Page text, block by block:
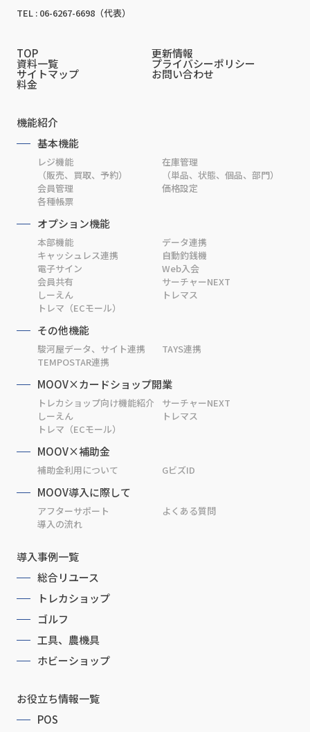
TEL : 06-6267-6698（代表）
TOP 更新情報
資料一覧 プライバシーポリシー
サイトマップ お問い合わせ
料金
機能紹介
基本機能
レジ機能
（販売、買取、予約）
在庫管理
（単品、状態、個品、部門）
会員管理
価格設定
各種帳票
オプション機能
本部機能
データ連携
キャッシュレス連携
自動釣銭機
電子サイン
Web入会
会員共有
サーチャーNEXT
しーえん
トレマス
トレマ（ECモール）
その他機能
駿河屋データ、サイト連携
TAYS連携
TEMPOSTAR連携
MOOV×カードショップ開業
トレカショップ向け機能紹介
サーチャーNEXT
しーえん
トレマス
トレマ（ECモール）
MOOV×補助金
補助金利用について GビズID
MOOV導入に際して
アフターサポート
よくある質問
導入の流れ
導入事例一覧
総合リユース
トレカショップ
ゴルフ
工具、農機具
ホビーショップ
お役立ち情報一覧
POS